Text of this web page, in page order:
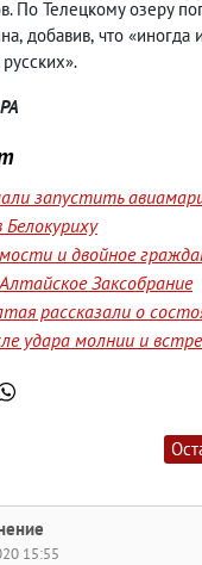
По Телецкому озеру
, добавив, что «иногда
запустить
и двойное
Заксобрание
рассказали о
удара молнии и
15:55